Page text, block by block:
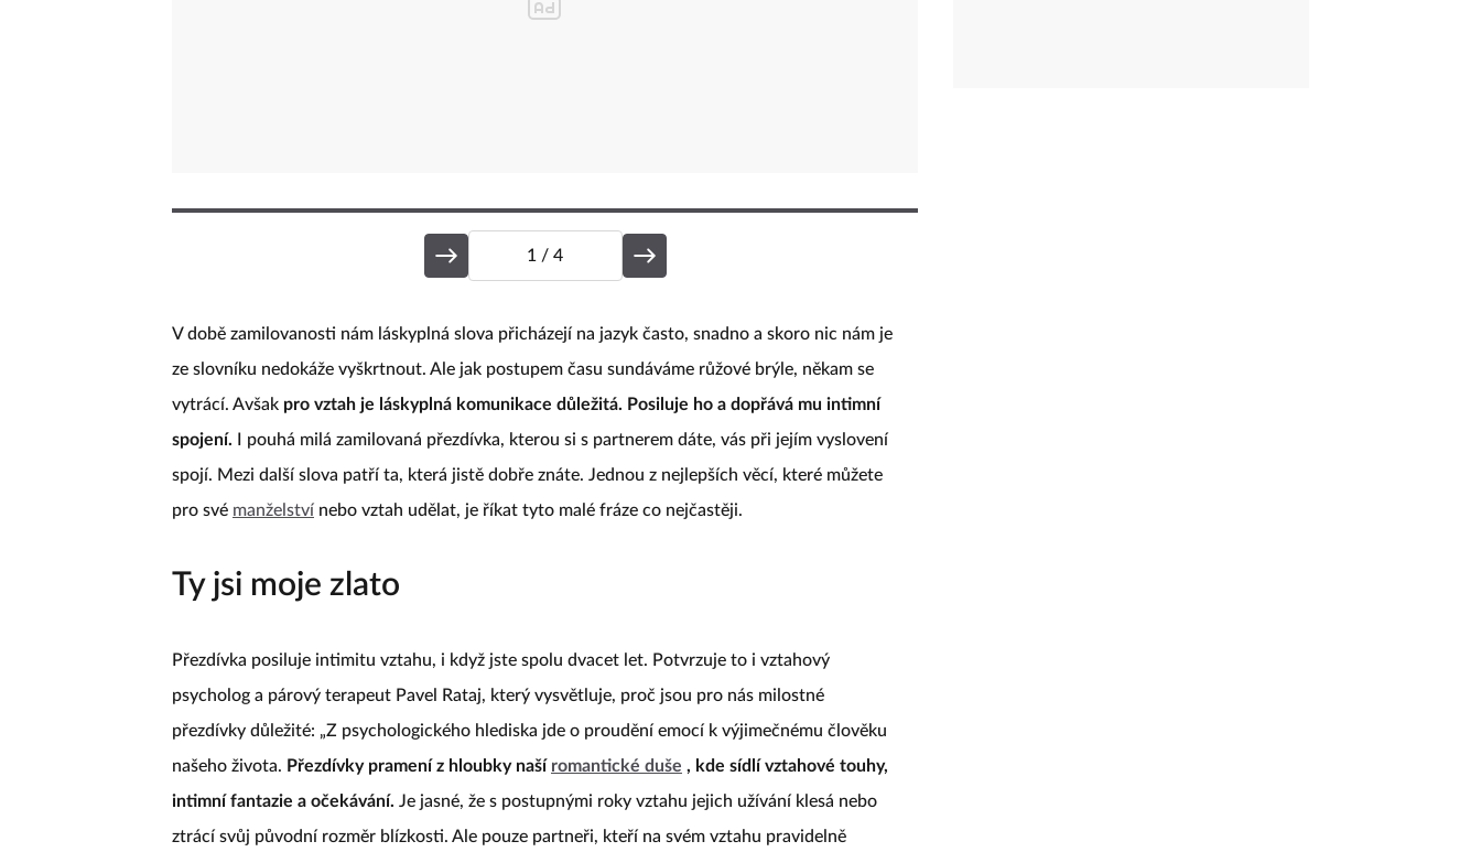
1 / 4
V době zamilovanosti nám láskyplná slova přicházejí na jazyk často, snadno a skoro nic nám je
ze slovníku nedokáže vyškrtnout. Ale jak postupem času sundáváme růžové brýle, někam se
vytrácí. Avšak pro vztah je láskyplná komunikace důležitá. Posiluje ho a dopřává mu intimní
spojení. I pouhá milá zamilovaná přezdívka, kterou si s partnerem dáte, vás při jejím vyslovení
spojí. Mezi další slova patří ta, která jistě dobře znáte. Jednou z nejlepších věcí, které můžete
pro své manželství nebo vztah udělat, je říkat tyto malé fráze co nejčastěji.
Ty jsi moje zlato
Přezdívka posiluje intimitu vztahu, i když jste spolu dvacet let. Potvrzuje to i vztahový
psycholog a párový terapeut Pavel Rataj, který vysvětluje, proč jsou pro nás milostné
přezdívky důležité: „Z psychologického hlediska jde o proudění emocí k výjimečnému člověku
našeho života. Přezdívky pramení z hloubky naší romantické duše , kde sídlí vztahové touhy,
intimní fantazie a očekávání. Je jasné, že s postupnými roky vztahu jejich užívání klesá nebo
ztrácí svůj původní rozměr blízkosti. Ale pouze partneři, kteří na svém vztahu pravidelně